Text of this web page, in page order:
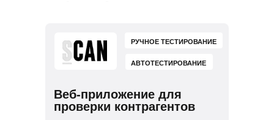
Веб-приложение для
проверки контрагентов
РУЧНОЕ ТЕСТИРОВАНИЕ
АВТОТЕСТИРОВАНИЕ